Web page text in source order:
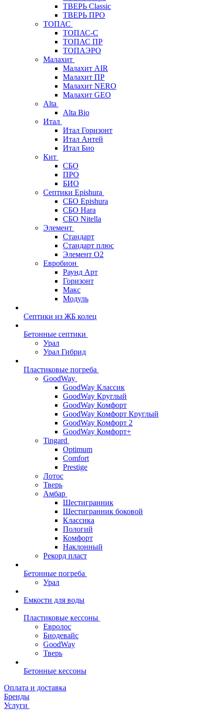
ТВЕРЬ Classic
ТВЕРЬ ПРО
ТОПАС
ТОПАС-С
ТОПАС ПР
ТОПАЭРО
Малахит
Малахит AIR
Малахит ПР
Малахит NERO
Малахит GEO
Alta
Alta Bio
Итал
Итал Горизонт
Итал Антей
Итал Био
Кит
СБО
ПРО
БИО
Септики Epishura
СБО Epishura
СБО Hara
СБО Nitella
Элемент
Стандарт
Стандарт плюс
Элемент О2
Евробион
Раунд Арт
Горизонт
Макс
Модуль
Септики из ЖБ колец
Бетонные септики
Урал
Урал Гибрид
Пластиковые погреба
GoodWay
GoodWay Классик
GoodWay Круглый
GoodWay Комфорт
GoodWay Комфорт Круглый
GoodWay Комфорт 2
GoodWay Комфорт+
Tingard
Optimum
Comfort
Prestige
Лотос
Тверь
Амбар
Шестигранник
Шестигранник боковой
Классика
Пологий
Комфорт
Наклонный
Рекорд пласт
Бетонные погреба
Урал
Емкости для воды
Пластиковые кессоны
Евролос
Биодевайс
GoodWay
Тверь
Бетонные кессоны
Оплата и доставка
Бренды
Услуги